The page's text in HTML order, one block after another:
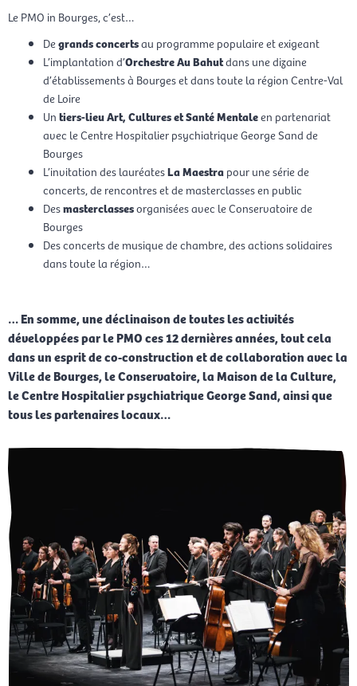
Le PMO in Bourges, c’est…
Degrands concertsau programme populaire et exigeant
L’implantation d’Orchestre Au Bahutdans une dizaine
d’établissements à Bourges et dans toute la région Centre-Val
de Loire
Untiers-lieu Art, Cultures et Santé Mentaleen partenariat
avec le Centre Hospitalier psychiatrique George Sand de
Bourges
L’invitation des lauréatesLa Maestrapour une série de
concerts, de rencontres et de masterclasses en public
Desmasterclassesorganisées avec le Conservatoire de
Bourges
Des concerts de musique de chambre, des actions solidaires
dans toute la région…
… En somme, une déclinaison de toutes les activités
développées par le PMO ces 12 dernières années, tout cela
dans un esprit de co-construction et de collaboration avec la
Ville de Bourges, le Conservatoire, la Maison de la Culture,
le Centre Hospitalier psychiatrique George Sand, ainsi que
tous les partenaires locaux…